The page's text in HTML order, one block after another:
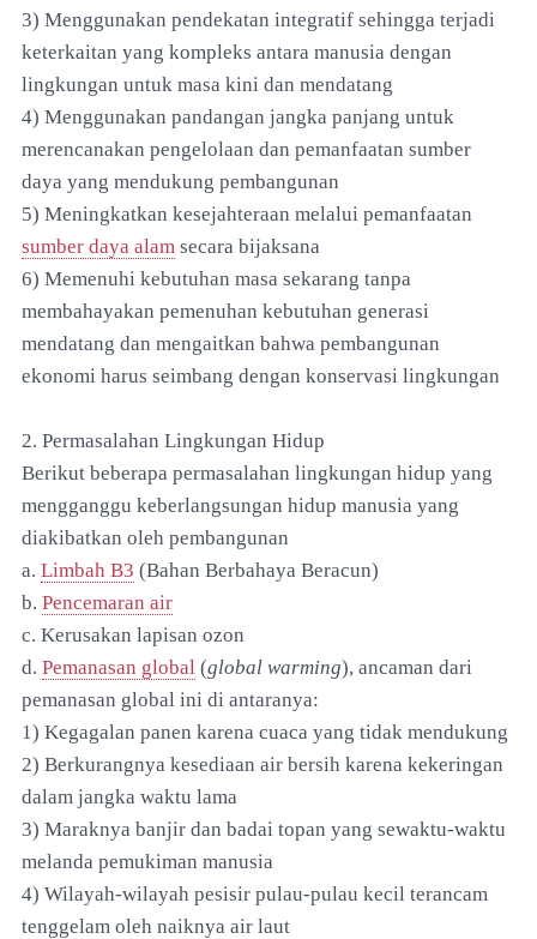
3) Menggunakan pendekatan integratif sehingga terjadi
keterkaitan yang kompleks antara manusia dengan
lingkungan untuk masa kini dan mendatang
4) Menggunakan pandangan jangka panjang untuk
merencanakan pengelolaan dan pemanfaatan sumber
daya yang mendukung pembangunan
5) Meningkatkan kesejahteraan melalui pemanfaatan
sumber daya alam secara bijaksana
6) Memenuhi kebutuhan masa sekarang tanpa
membahayakan pemenuhan kebutuhan generasi
mendatang dan mengaitkan bahwa pembangunan
ekonomi harus seimbang dengan konservasi lingkungan
2. Permasalahan Lingkungan Hidup
Berikut beberapa permasalahan lingkungan hidup yang
mengganggu keberlangsungan hidup manusia yang
diakibatkan oleh pembangunan
a. Limbah B3 (Bahan Berbahaya Beracun)
b. Pencemaran air
c. Kerusakan lapisan ozon
d. Pemanasan global (global warming), ancaman dari
pemanasan global ini di antaranya:
1) Kegagalan panen karena cuaca yang tidak mendukung
2) Berkurangnya kesediaan air bersih karena kekeringan
dalam jangka waktu lama
3) Maraknya banjir dan badai topan yang sewaktu-waktu
melanda pemukiman manusia
4) Wilayah-wilayah pesisir pulau-pulau kecil terancam
tenggelam oleh naiknya air laut